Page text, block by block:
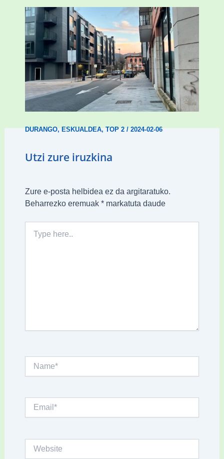
Udal etxebizitza tasatuei buruzko lehen
ordenantza izango du Durangok
DURANGO,ESKUALDEA,TOP 2/2024-02-06
Utzi zure iruzkina
Zure e-posta helbidea ez da argitaratuko.
Beharrezko eremuak *markatuta daude
here..
Email*
Website